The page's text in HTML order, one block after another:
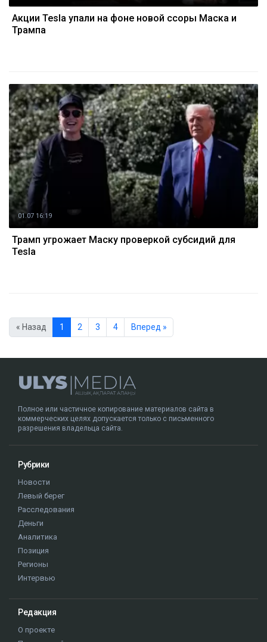
Акции Tesla упали на фоне новой ссоры Маска и
Трампа
01.07 16:19
Трамп угрожает Маску проверкой субсидий для
Tesla
« Назад 1 2 3 4 Вперед »
Полное или частичное копирование материалов сайта в
коммерческих целях допускается только с письменного
разрешения владельца сайта.
Рубрики
Новости
Левый берег
Расследования
Деньги
Аналитика
Позиция
Регионы
Интервью
Редакция
О проекте